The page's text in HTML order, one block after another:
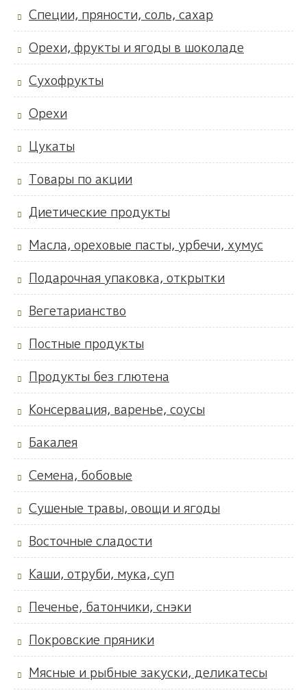
Специи, пряности, соль, сахар
Орехи, фрукты и ягоды в шоколаде
Сухофрукты
Орехи
Цукаты
Товары по акции
Диетические продукты
Масла, ореховые пасты, урбечи, хумус
Подарочная упаковка, открытки
Вегетарианство
Постные продукты
Продукты без глютена
Консервация, варенье, соусы
Бакалея
Семена, бобовые
Сушеные травы, овощи и ягоды
Восточные сладости
Каши, отруби, мука, суп
Печенье, батончики, снэки
Покровские пряники
Мясные и рыбные закуски, деликатесы